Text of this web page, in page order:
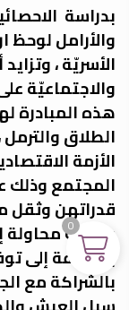
بدراسة
والأرامل لوحظ
الأسريّة ،
والاجتماعيّة
هذه المبادرة
الطلاق
الأزمة
المجتمع
قدراتهن وثقل
وكذلك محاولة
بالإضافة إلى
بالشراكة مع
0